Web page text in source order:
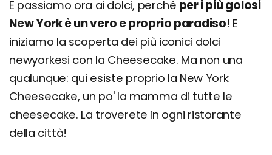
E passiamo ora ai dolci, perché per i più golosi
New York è un vero e proprio paradiso! E
iniziamo la scoperta dei più iconici dolci
newyorkesi con la Cheesecake. Ma non una
qualunque: qui esiste proprio la New York
Cheesecake, un po' la mamma di tutte le
cheesecake. La troverete in ogni ristorante
della città!